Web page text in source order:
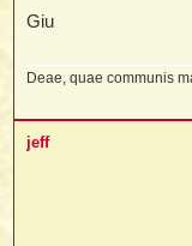
Giu
Deae, quae communis
jeff